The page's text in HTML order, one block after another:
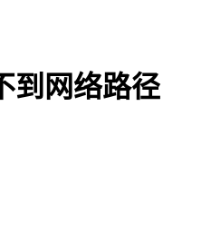
到网络路径